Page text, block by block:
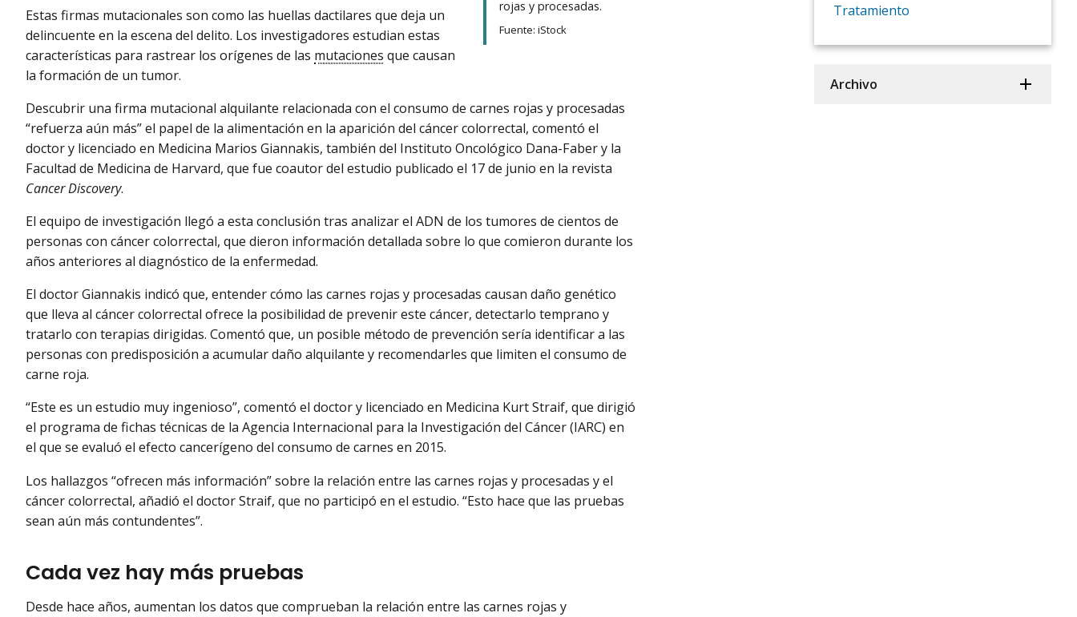
rojas y procesadas.
Fuente: iStock
Estas firmas mutacionales son como las huellas dactilares que deja un
delincuente en la escena del delito. Los investigadores estudian estas
características para rastrear los orígenes de las mutaciones que causan
la formación de un tumor.
Descubrir una firma mutacional alquilante relacionada con el consumo de carnes rojas y procesadas
“refuerza aún más” el papel de la alimentación en la aparición del cáncer colorrectal, comentó el
doctor y licenciado en Medicina Marios Giannakis, también del Instituto Oncológico Dana-Faber y la
Facultad de Medicina de Harvard, que fue coautor del estudio publicado el 17 de junio en la revista
Cancer Discovery.
El equipo de investigación llegó a esta conclusión tras analizar el ADN de los tumores de cientos de
personas con cáncer colorrectal, que dieron información detallada sobre lo que comieron durante los
años anteriores al diagnóstico de la enfermedad.
El doctor Giannakis indicó que, entender cómo las carnes rojas y procesadas causan daño genético
que lleva al cáncer colorrectal ofrece la posibilidad de prevenir este cáncer, detectarlo temprano y
tratarlo con terapias dirigidas. Comentó que, un posible método de prevención sería identificar a las
personas con predisposición a acumular daño alquilante y recomendarles que limiten el consumo de
carne roja.
“Este es un estudio muy ingenioso”, comentó el doctor y licenciado en Medicina Kurt Straif, que dirigió
el programa de fichas técnicas de la Agencia Internacional para la Investigación del Cáncer (IARC) en
el que se evaluó el efecto cancerígeno del consumo de carnes en 2015.
Los hallazgos “ofrecen más información” sobre la relación entre las carnes rojas y procesadas y el
cáncer colorrectal, añadió el doctor Straif, que no participó en el estudio. “Esto hace que las pruebas
sean aún más contundentes”.
Cada vez hay más pruebas
Desde hace años, aumentan los datos que comprueban la relación entre las carnes rojas y
Tratamiento
Archivo